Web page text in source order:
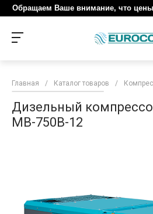
Обращаем Ваше внимание, что цены
Главная / Каталог товаров /
Дизельный
MB-750B-12